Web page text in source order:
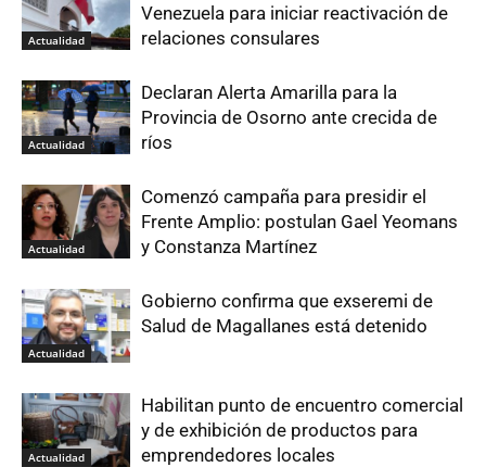
Actualidad
Venezuela para iniciar reactivación de
relaciones consulares
Actualidad
Declaran Alerta Amarilla para la
Provincia de Osorno ante crecida de
ríos
Actualidad
Comenzó campaña para presidir el
Frente Amplio: postulan Gael Yeomans
y Constanza Martínez
Actualidad
Gobierno confirma que exseremi de
Salud de Magallanes está detenido
Actualidad
Habilitan punto de encuentro comercial
y de exhibición de productos para
emprendedores locales